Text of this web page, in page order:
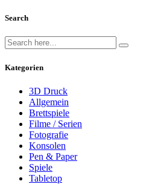
Search
Kategorien
3D Druck
Allgemein
Brettspiele
Filme / Serien
Fotografie
Konsolen
Pen & Paper
Spiele
Tabletop